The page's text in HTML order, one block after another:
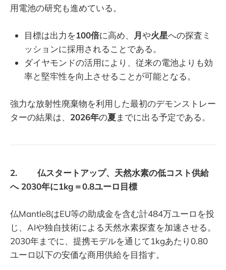
用電池の研究も進めている。
目標は出力を100倍に高め、 月や火星への探査ミ
ッションに採用されることである。
ダイヤモンドの活用により、従来の電池よりも効
率と堅牢性を向上させることが可能となる。
強力な放射性廃棄物を利用した最初のデモンストレー
ターの結果は、 2026年の夏までに出る予定である。
2. 仏スタートアップ、天然水素の低コスト供給
へ 2030年に1kg＝0.8ユーロ目標
仏Mantle8はEU等の助成金を含む計484万ユーロを投
じ、AIや独自技術による天然水素探査を加速させる。
2030年までに、提携モデルを通じて1kgあたり0.80
ユーロ以下の安価な商用供給を目指す。